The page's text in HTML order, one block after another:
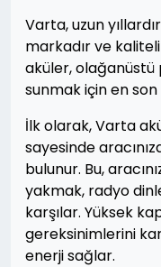
Varta, uzun
markadır ve
aküler,
sunmak için en
İlk olarak, Varta
sayesinde
bulunur. Bu,
yakmak, radyo
karşılar. Yüksek
gereksinimlerini
enerji sağlar.